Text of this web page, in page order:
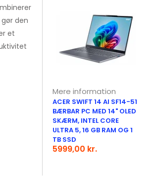
den
et
Mere information
ACER SWIFT 14 AI SF14-51
BÆRBAR PC MED 14" OLED
SKÆRM, INTEL CORE
ULTRA 5, 16 GB RAM OG 1
TB SSD
5999,00 kr.